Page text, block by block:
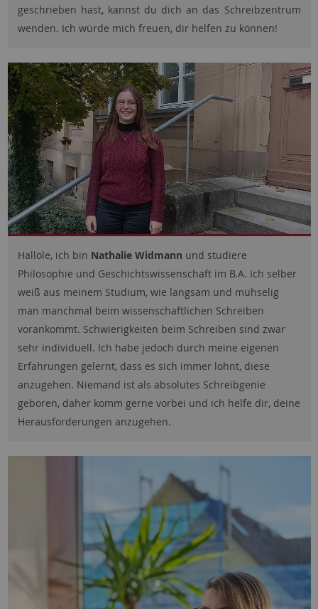
geschrieben hast, kannst du dich an das Schreibzentrum
wenden. Ich würde mich freuen, dir helfen zu können!
Hallöle, ich bin Nathalie Widmann und studiere
Philosophie und Geschichtswissenschaft im B.A. Ich selber
weiß aus meinem Studium, wie langsam und mühselig
man manchmal beim wissenschaftlichen Schreiben
vorankommt. Schwierigkeiten beim Schreiben sind zwar
sehr individuell. Ich habe jedoch durch meine eigenen
Erfahrungen gelernt, dass es sich immer lohnt, diese
anzugehen. Niemand ist als absolutes Schreibgenie
geboren, daher komm gerne vorbei und ich helfe dir, deine
Herausforderungen anzugehen.